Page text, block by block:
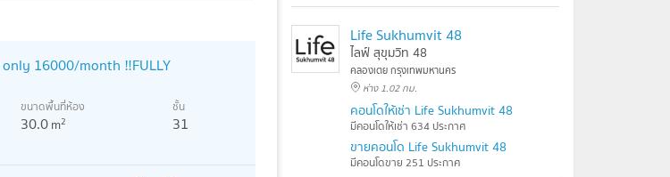
16000/month ‼️FULLY
ขนาดพื้นที่ห้อง
30.0m2
ชั้น
31
Life Sukhumvit 48
ไลฟ์ สุขุมวิท 48
คลองเตย กรุงเทพมหานคร
ห่าง 1.02 กม.
คอนโดให้เช่า Life Sukhumvit 48
มีคอนโดให้เช่า 634 ประกาศ
ขายคอนโด Life Sukhumvit 48
มีคอนโดขาย 251 ประกาศ